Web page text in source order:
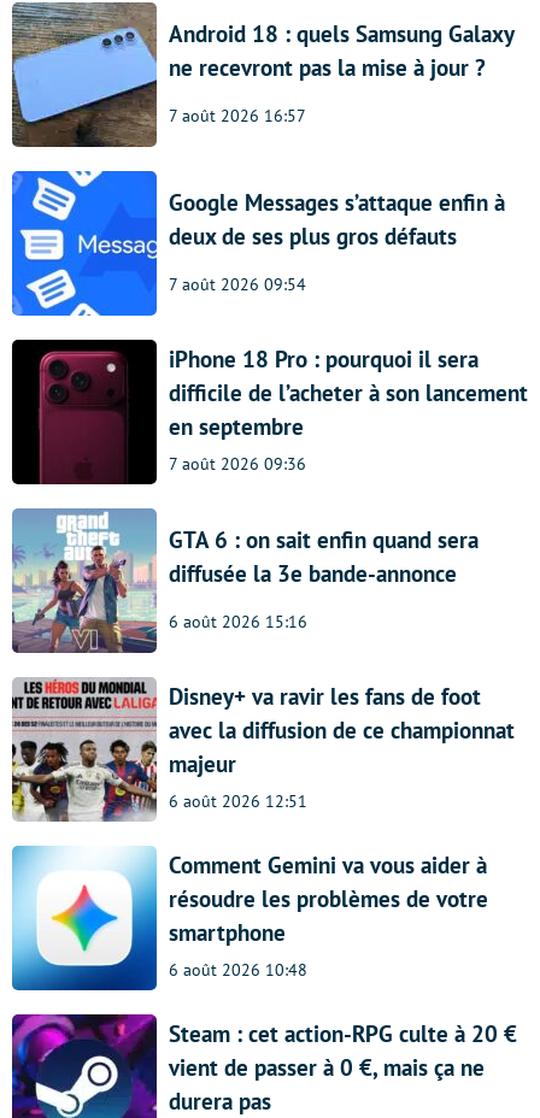
Android 18 : quels Samsung Galaxy
ne recevront pas la mise à jour ?
7 août 2026 16:57
Google Messages s’attaque enfin à
deux de ses plus gros défauts
7 août 2026 09:54
iPhone 18 Pro : pourquoi il sera
difficile de l’acheter à son lancement
en septembre
7 août 2026 09:36
GTA 6 : on sait enfin quand sera
diffusée la 3e bande-annonce
6 août 2026 15:16
Disney+ va ravir les fans de foot
avec la diffusion de ce championnat
majeur
6 août 2026 12:51
Comment Gemini va vous aider à
résoudre les problèmes de votre
smartphone
6 août 2026 10:48
Steam : cet action-RPG culte à 20 €
vient de passer à 0 €, mais ça ne
durera pas